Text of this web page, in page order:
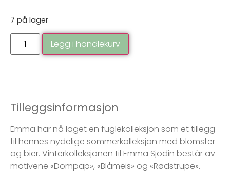
7 på lager
Legg i handlekurv
Tilleggsinformasjon
Emma har nå laget en fuglekolleksjon som et tillegg
til hennes nydelige sommerkolleksjon med blomster
og bier. Vinterkolleksjonen til Emma Sjödin består av
motivene «Dompap», «Blåmeis» og «Rødstrupe».